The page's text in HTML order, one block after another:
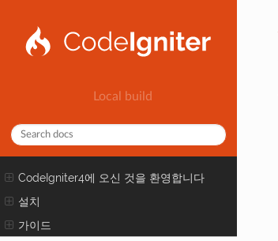
CodeIgniter4에 오신 것을 환영합니다
설치
가이드